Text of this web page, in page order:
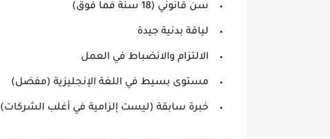
سن قانوني (18 سنة فما فوق)
لياقة بدنية جيدة
الالتزام والانضباط في العمل
مستوى بسيط في اللغة الإنجليزية (مفضل)
خبرة سابقة (ليست إلزامية في أغلب الشركات)